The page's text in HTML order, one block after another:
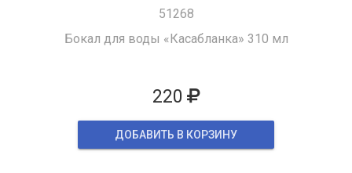
51268
Бокал для воды «Касабланка» 310 мл
220
ДОБАВИТЬ В КОРЗИНУ